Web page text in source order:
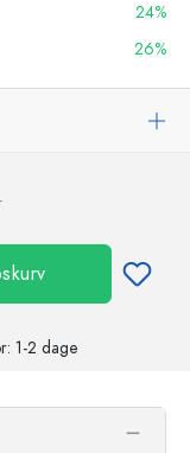
24%
26%
1-2 dage